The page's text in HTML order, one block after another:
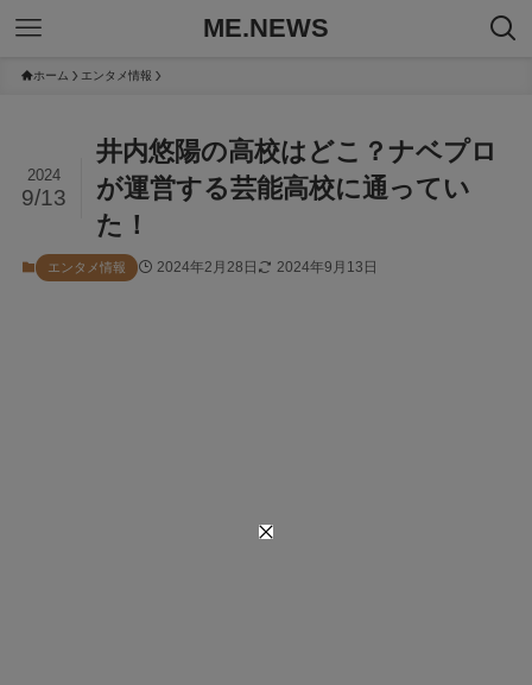
ME.NEWS
ホーム エンタメ情報
井内悠陽の高校はどこ？ナベプロ
が運営する芸能高校に通ってい
た！
2024
9/13
エンタメ情報 2024年2月28日 2024年9月13日